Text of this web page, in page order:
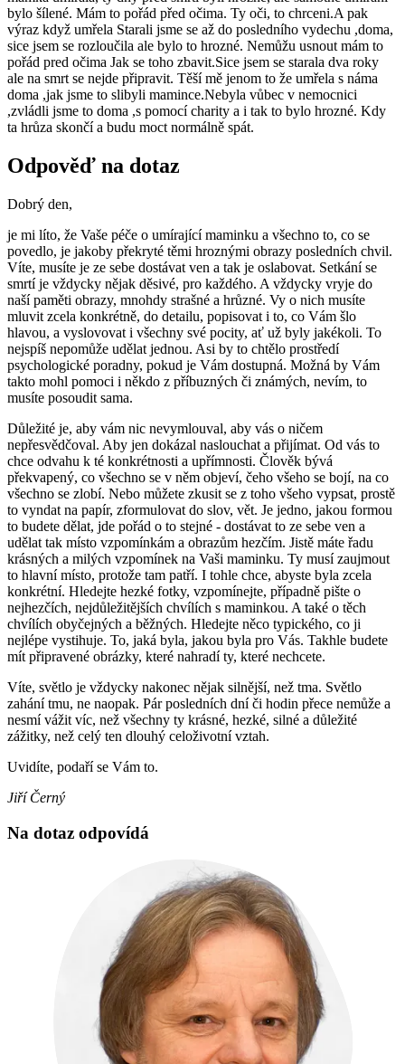
bylo šílené. Mám to pořád před očima. Ty oči, to chrceni.A pak
výraz když umřela Starali jsme se až do posledního vydechu ,doma,
sice jsem se rozloučila ale bylo to hrozné. Nemůžu usnout mám to
pořád pred očima Jak se toho zbavit.Sice jsem se starala dva roky
ale na smrt se nejde připravit. Těší mě jenom to že umřela s náma
doma ,jak jsme to slibyli mamince.Nebyla vůbec v nemocnici
,zvládli jsme to doma ,s pomocí charity a i tak to bylo hrozné. Kdy
ta hrůza skončí a budu moct normálně spát.
Odpověď na dotaz
Dobrý den,
je mi líto, že Vaše péče o umírající maminku a všechno to, co se
povedlo, je jakoby překryté těmi hroznými obrazy posledních chvil.
Víte, musíte je ze sebe dostávat ven a tak je oslabovat. Setkání se
smrtí je vždycky nějak děsivé, pro každého. A vždycky vryje do
naší paměti obrazy, mnohdy strašné a hrůzné. Vy o nich musíte
mluvit zcela konkrétně, do detailu, popisovat i to, co Vám šlo
hlavou, a vyslovovat i všechny své pocity, ať už byly jakékoli. To
nejspíš nepomůže udělat jednou. Asi by to chtělo prostředí
psychologické poradny, pokud je Vám dostupná. Možná by Vám
takto mohl pomoci i někdo z příbuzných či známých, nevím, to
musíte posoudit sama.
Důležité je, aby vám nic nevymlouval, aby vás o ničem
nepřesvědčoval. Aby jen dokázal naslouchat a přijímat. Od vás to
chce odvahu k té konkrétnosti a upřímnosti. Člověk bývá
překvapený, co všechno se v něm objeví, čeho všeho se bojí, na co
všechno se zlobí. Nebo můžete zkusit se z toho všeho vypsat, prostě
to vyndat na papír, zformulovat do slov, vět. Je jedno, jakou formou
to budete dělat, jde pořád o to stejné - dostávat to ze sebe ven a
udělat tak místo vzpomínkám a obrazům hezčím. Jistě máte řadu
krásných a milých vzpomínek na Vaši maminku. Ty musí zaujmout
to hlavní místo, protože tam patří. I tohle chce, abyste byla zcela
konkrétní. Hledejte hezké fotky, vzpomínejte, případně pište o
nejhezčích, nejdůležitějších chvílích s maminkou. A také o těch
chvílích obyčejných a běžných. Hledejte něco typického, co ji
nejlépe vystihuje. To, jaká byla, jakou byla pro Vás. Takhle budete
mít připravené obrázky, které nahradí ty, které nechcete.
Víte, světlo je vždycky nakonec nějak silnější, než tma. Světlo
zahání tmu, ne naopak. Pár posledních dní či hodin přece nemůže a
nesmí vážit víc, než všechny ty krásné, hezké, silné a důležité
zážitky, než celý ten dlouhý celoživotní vztah.
Uvidíte, podaří se Vám to.
Jiří Černý
Na dotaz odpovídá